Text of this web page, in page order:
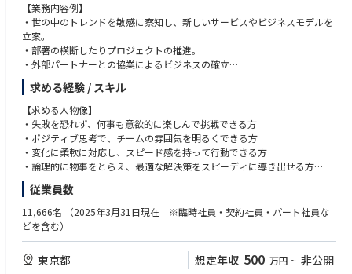
【業務内容例】
・世の中のトレンドを敏感に察知し、新しいサービスやビジネスモデルを
立案。
・部署の横断したりプロジェクトの推進。
・外部パートナーとの協業によるビジネスの確立
・顧客のニーズを深く理解し、世の中の課題にどのように貢献できるか、
提案から実行まで一貫して担当します。
【キャリア参考例】
未経験の場合：
対象顧客の課題や市場調査、競合分析などからの仮説立て、企画立案
プロジェクトリーダー/企画リーダーとして事業計画やKPI設計、複数部署
を巻き込んでのプロジェクト運営、予実管理、PDCAの実行
経験者：
即戦力のプロジェクト責任者としてチームマネジメントと経営層との連携
や経営判断への関与
求める経験 / スキル
【求める人物像】
・失敗を恐れず、何事も意欲的に楽しんで挑戦できる方
・ポジティブ思考で、チームの雰囲気を明るくできる方
・変化に柔軟に対応し、スピード感を持って行動できる方
・論理的に物事をとらえ、最適な解決策をスピーディに導き出せる方
・周囲を巻き込み、プロジェクトを成功に導くコミュニケーション力を持
つ方
スピード感を持って、ダイナミックに成長を実感できる当社で、国内はも
従業員数
11,666名
（2025年3月31日現在 ※臨時社員・契約社員・パート社員な
どを含む）
東京都 想定年収 500 万円 ~ 非公開